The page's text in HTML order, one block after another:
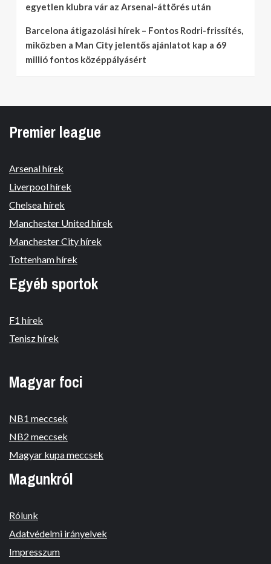
egyetlen klubra vár az Arsenal-áttörés után
Barcelona átigazolási hírek – Fontos Rodri-frissítés,
miközben a Man City jelentős ajánlatot kap a 69
millió fontos középpályásért
Premier league
Arsenal hírek
Liverpool hírek
Chelsea hírek
Manchester United hírek
Manchester City hírek
Tottenham hírek
Egyéb sportok
F1 hírek
Tenisz hírek
Magyar foci
NB1 meccsek
NB2 meccsek
Magyar kupa meccsek
Magunkról
Rólunk
Adatvédelmi irányelvek
Impresszum